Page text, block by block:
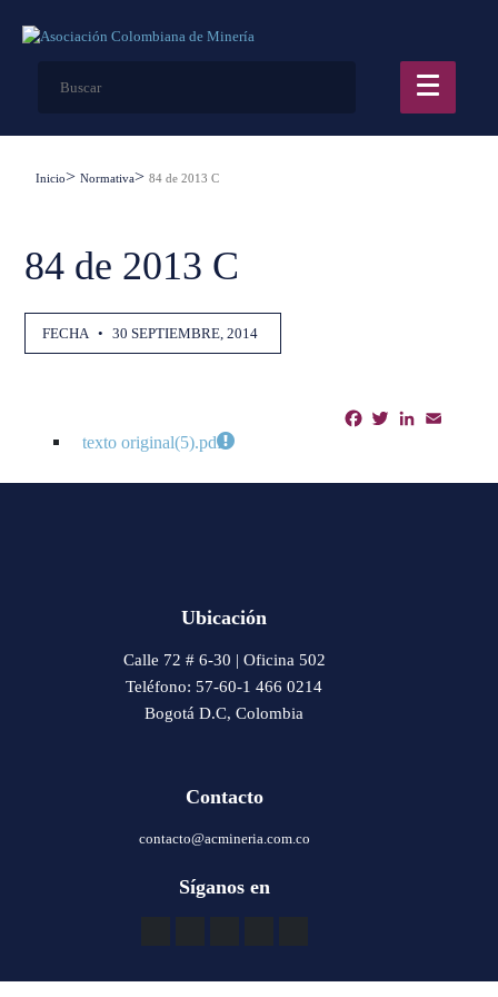
Inicio Normativa 84 de 2013 C
84 de 2013 C
FECHA • 30 SEPTIEMBRE, 2014
FacebookTwitterLinkedIn
texto original(5).pdf
Ubicación
Calle 72 # 6-30 | Oficina 502
Teléfono: 57-60-1 466 0214
Bogotá D.C, Colombia
Contacto
contacto@acmineria.com.co
Síganos en